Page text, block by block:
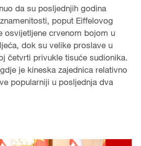
da su posljednjih godina
poput Eiffelovog
osvijetljene crvenom bojom u
dok su velike proslave u
četvrti privukle tisuće sudionika.
je kineska zajednica relativno
popularniji u posljednja dva